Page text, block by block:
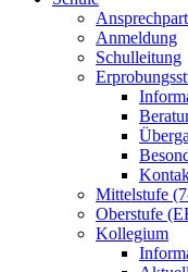
Anmeldung
Schulleitung
Mittelstufe
Oberstufe
Kollegium